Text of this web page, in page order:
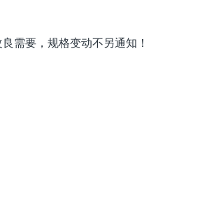
需要，规格变动不另通知！